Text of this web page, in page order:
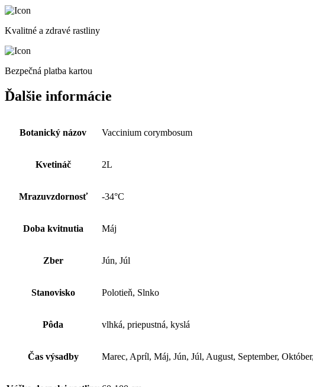
Kvalitné a zdravé rastliny
Bezpečná platba kartou
Ďalšie informácie
Botanický názov Vaccinium corymbosum
Kvetináč 2L
Mrazuvzdornosť -34°C
Doba kvitnutia Máj
Zber Jún, Júl
Stanovisko Polotieň, Slnko
Pôda vlhká, priepustná, kyslá
Čas výsadby Marec, Apríl, Máj, Jún, Júl, August, September,